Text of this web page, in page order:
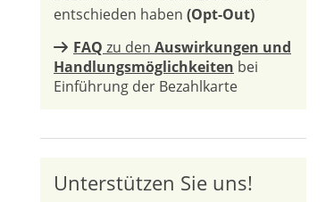
entschieden haben (Opt-Out)
FAQ zu den Auswirkungen und
Handlungsmöglichkeiten bei
Einführung der Bezahlkarte
Unterstützen Sie uns!